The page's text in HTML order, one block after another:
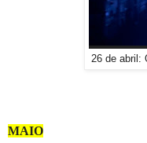
26 de abril:
MAIO